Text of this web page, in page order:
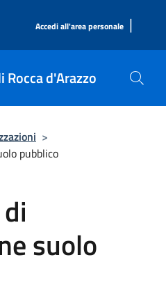
Accedi all'area personale |
Rocca d'Arazzo
>
pubblico
suolo